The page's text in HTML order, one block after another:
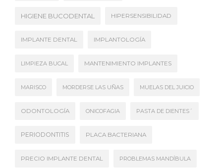
HIGIENE BUCODENTAL HIPERSENSIBILIDAD
IMPLANTE DENTAL IMPLANTOLOGÍA
LIMPIEZA BUCAL MANTENIMIENTO IMPLANTES
MARISCO MORDERSE LAS UÑAS MUELAS DEL JUICIO
ODONTOLOGÍA ONICOFAGIA PASTA DE DIENTES´
PERIODONTITIS PLACA BACTERIANA
PRECIO IMPLANTE DENTAL PROBLEMAS MANDÍBULA